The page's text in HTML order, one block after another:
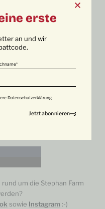
K3-
watch?v=hl-K3..
um die Stephan Farm
sowie Instagram :-)
erste
an und wir
Datenschutzerklärung.